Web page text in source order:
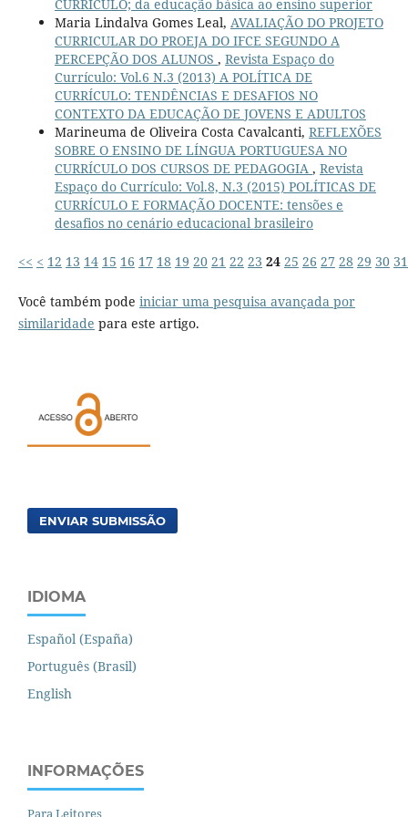
CURRÍCULO; da educação básica ao ensino superior
Maria Lindalva Gomes Leal, AVALIAÇÃO DO PROJETO
CURRICULAR DO PROEJA DO IFCE SEGUNDO A
PERCEPÇÃO DOS ALUNOS , Revista Espaço do
Currículo: Vol.6 N.3 (2013) A POLÍTICA DE
CURRÍCULO: TENDÊNCIAS E DESAFIOS NO
CONTEXTO DA EDUCAÇÃO DE JOVENS E ADULTOS
Marineuma de Oliveira Costa Cavalcanti, REFLEXÕES
SOBRE O ENSINO DE LÍNGUA PORTUGUESA NO
CURRÍCULO DOS CURSOS DE PEDAGOGIA , Revista
Espaço do Currículo: Vol.8, N.3 (2015) POLÍTICAS DE
CURRÍCULO E FORMAÇÃO DOCENTE: tensões e
desafios no cenário educacional brasileiro
<< < 12 13 14 15 16 17 18 19 20 21 22 23 24 25 26 27 28 29 30 31
Você também pode iniciar uma pesquisa avançada por
similaridade para este artigo.
ENVIAR SUBMISSÃO
IDIOMA
Español (España)
Português (Brasil)
English
INFORMAÇÕES
Para Leitores